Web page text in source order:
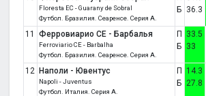
Floresta EC - Guarany de Sobral
Футбол. Бразилия. Сеаренсе. Серия A.
Б 36.3
11 Ферровиарио СЕ - Барбалья
Ferroviario CE - Barbalha
Футбол. Бразилия. Сеаренсе. Серия A.
П
Б
33.5
33
12 Наполи - Ювентус
Napoli - Juventus
Футбол. Италия. Серия A.
П
Б
14.3
27.8